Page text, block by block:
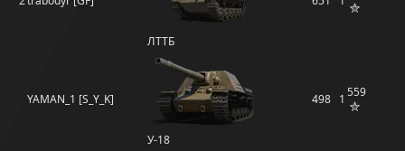
ЛТТБ
YAMAN_1 [S_Y_K]
У-18
498 1 559